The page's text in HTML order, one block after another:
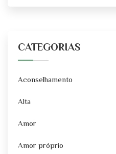
CATEGORIAS
Aconselhamento
Alta
Amor
Amor próprio